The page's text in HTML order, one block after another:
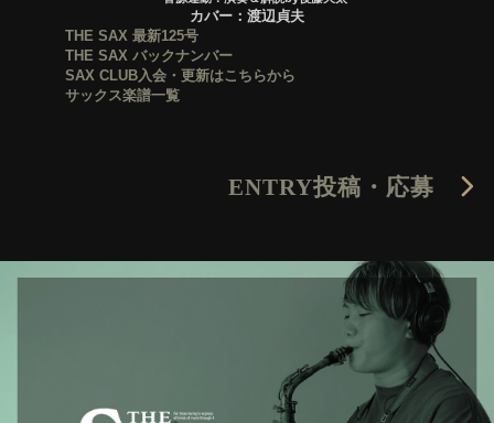
カバー：渡辺貞夫
THE SAX 最新125号
THE SAX バックナンバー
SAX CLUB入会・更新はこちらから
サックス楽譜一覧
ENTRY投稿・応募